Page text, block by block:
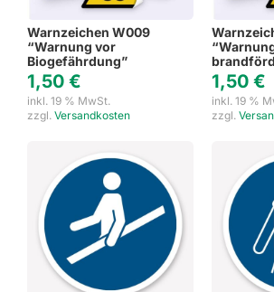
Warnzeichen W009
“Warnung vor
Biogefährdung”
1,50 €
inkl. 19 % MwSt.
zzgl. Versandkosten
1,50 €
inkl. 19 %
zzgl.